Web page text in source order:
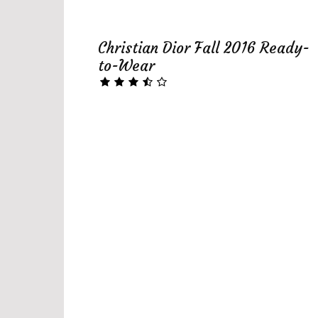
Christian Dior Fall 2016 Ready-
to-Wear